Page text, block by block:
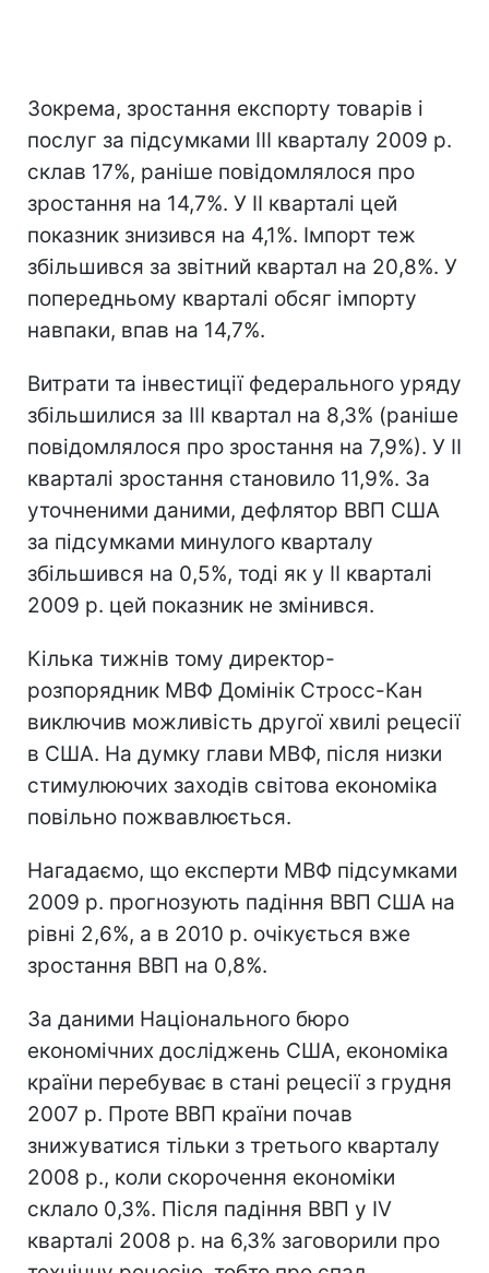
Зокрема, зростання експорту товарів і
послуг за підсумками III кварталу 2009 р.
склав 17%, раніше повідомлялося про
зростання на 14,7%. У II кварталі цей
показник знизився на 4,1%. Імпорт теж
збільшився за звітний квартал на 20,8%. У
попередньому кварталі обсяг імпорту
навпаки, впав на 14,7%.
Витрати та інвестиції федерального уряду
збільшилися за III квартал на 8,3% (раніше
повідомлялося про зростання на 7,9%). У II
кварталі зростання становило 11,9%. За
уточненими даними, дефлятор ВВП США
за підсумками минулого кварталу
збільшився на 0,5%, тоді як у II кварталі
2009 р. цей показник не змінився.
Кілька тижнів тому директор-
розпорядник МВФ Домінік Стросс-Кан
виключив можливість другої хвилі рецесії
в США. На думку глави МВФ, після низки
стимулюючих заходів світова економіка
повільно пожвавлюється.
Нагадаємо, що експерти МВФ підсумками
2009 р. прогнозують падіння ВВП США на
рівні 2,6%, а в 2010 р. очікується вже
зростання ВВП на 0,8%.
За даними Національного бюро
економічних досліджень США, економіка
країни перебуває в стані рецесії з грудня
2007 р. Проте ВВП країни почав
знижуватися тільки з третього кварталу
2008 р., коли скорочення економіки
склало 0,3%. Після падіння ВВП у IV
кварталі 2008 р. на 6,3% заговорили про